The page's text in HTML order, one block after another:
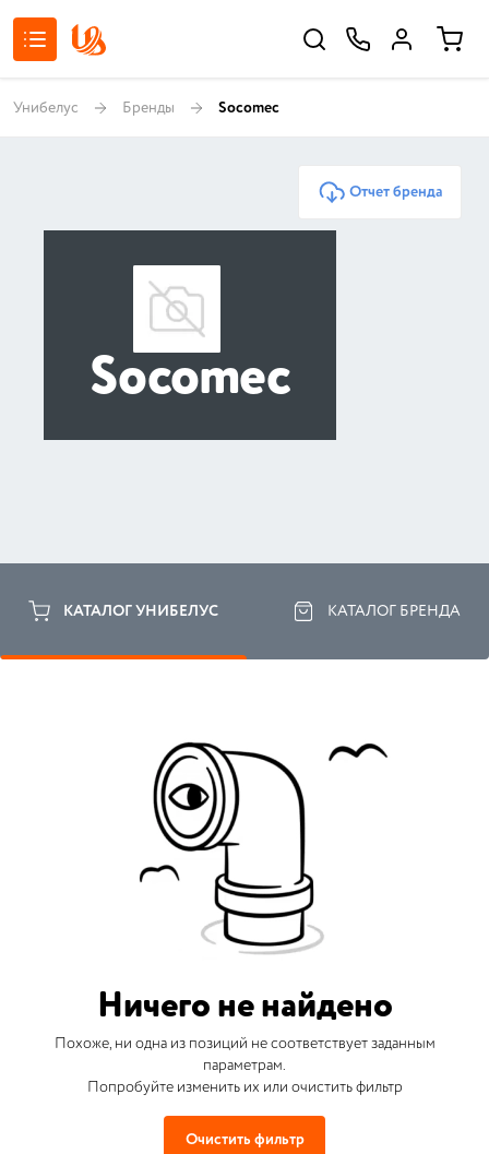
Унибелус Бренды Socomec
Отчет бренда
Socomec
КАТАЛОГ УНИБЕЛУС КАТАЛОГ БРЕНДА
Ничего не найдено
Похоже, ни одна из позиций не соответствует заданным
параметрам.
Попробуйте изменить их или очистить фильтр
Очистить фильтр